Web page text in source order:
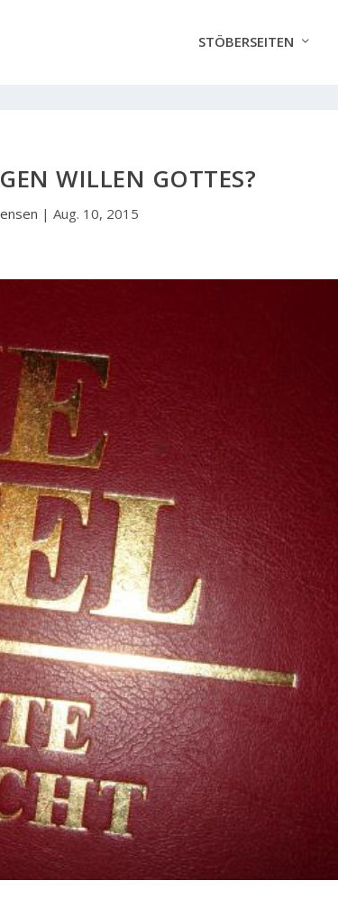
STÖBERSEITEN
WILLEN GOTTES?
|Aug. 10, 2015